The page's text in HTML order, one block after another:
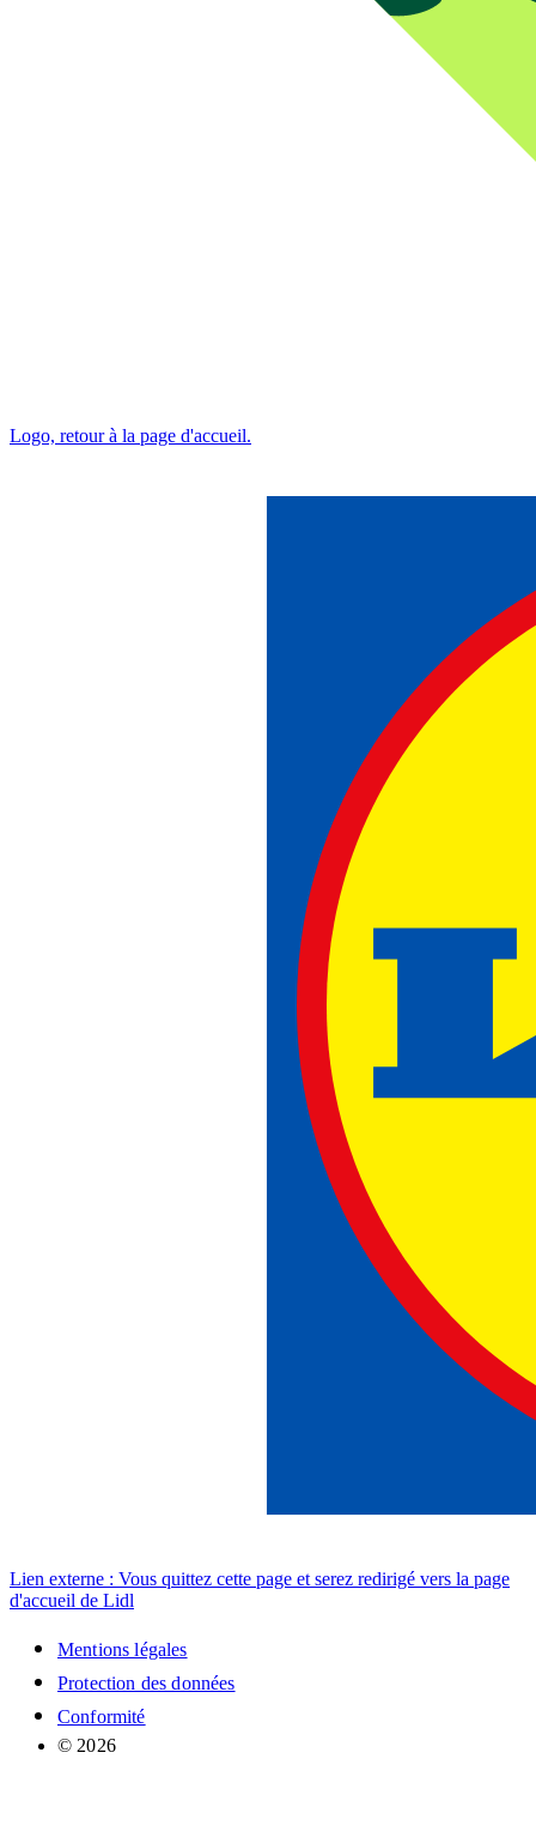
Logo, retour à la page d'accueil.
Lien externe : Vous quittez cette page et serez redirigé vers la page
d'accueil de Lidl
Mentions légales
Protection des données
Conformité
© 2026